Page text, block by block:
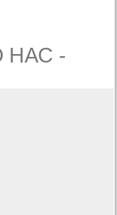
НАС -